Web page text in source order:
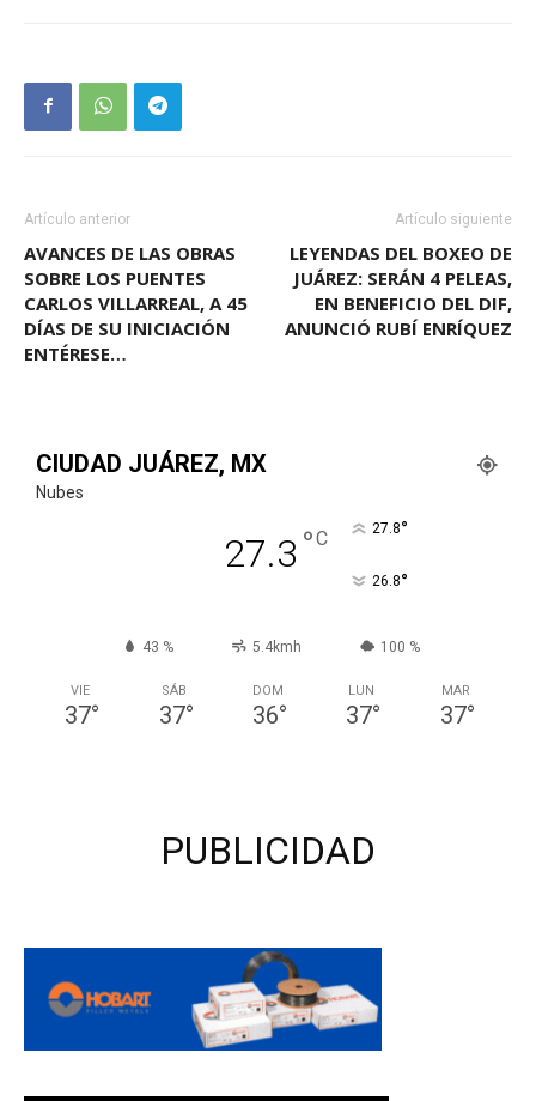
Artículo anterior
AVANCES DE LAS OBRAS
SOBRE LOS PUENTES
CARLOS VILLARREAL, A 45
DÍAS DE SU INICIACIÓN
ENTÉRESE…
Artículo siguiente
LEYENDAS DEL BOXEO DE
JUÁREZ: SERÁN 4 PELEAS,
EN BENEFICIO DEL DIF,
ANUNCIÓ RUBÍ ENRÍQUEZ
CIUDAD JUÁREZ, MX
Nubes
27.3 °C 27.8°
26.8°
43 % 5.4kmh 100 %
VIE
37°
SÁB
37°
DOM
36°
LUN
37°
MAR
37°
PUBLICIDAD